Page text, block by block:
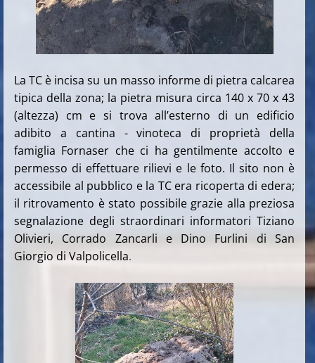
La TC è incisa su un masso informe di pietra calcarea
tipica della zona; la pietra misura circa 140 x 70 x 43
(altezza) cm e si trova all’esterno di un edificio
adibito a cantina - vinoteca di proprietà della
famiglia Fornaser che ci ha gentilmente accolto e
permesso di effettuare rilievi e le foto. Il sito non è
accessibile al pubblico e la TC era ricoperta di edera;
il ritrovamento è stato possibile grazie alla preziosa
segnalazione degli straordinari informatori Tiziano
Olivieri, Corrado Zancarli e Dino Furlini di San
Giorgio di Valpolicella.